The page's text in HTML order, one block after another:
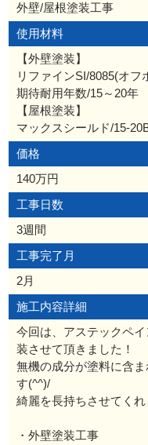
外壁/屋根塗装工事
使用材料
【外壁塗装】
リファインSI/8085(オフ
期待耐用年数/15～20年
【屋根塗装】
マックスシールド/15-
価格
140万円
工事日数
3週間
工事完了月
2月
施工内容詳細
今回は、アステックペ
装させて頂きました！
無機の成分が塗料に含
す(^^)/
綺麗を長持ちさせてくれ
・外壁塗装工事